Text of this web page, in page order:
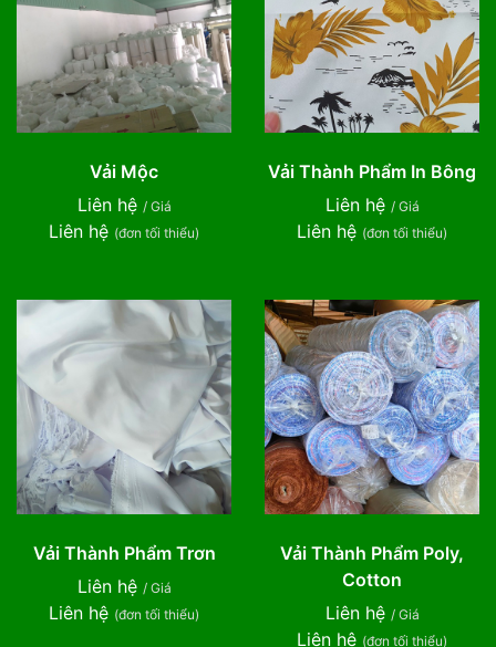
Vải Mộc
Liên hệ / Giá
Liên hệ (đơn tối thiểu)
Vải Thành Phẩm In Bông
Liên hệ / Giá
Liên hệ (đơn tối thiểu)
Vải Thành Phẩm Trơn
Liên hệ / Giá
Liên hệ (đơn tối thiểu)
Vải Thành Phẩm Poly,
Cotton
Liên hệ / Giá
Liên hệ (đơn tối thiểu)